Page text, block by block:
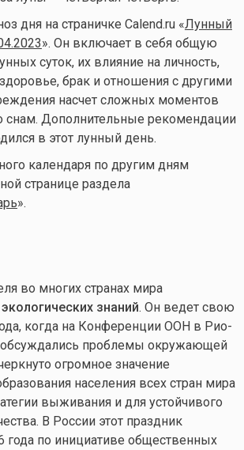
дня на страничке Calend.ru «Лунный
». Он включает в себя общую
суток, их влияние на личность,
брак и отношения с другими
насчет сложных моментов
снам. Дополнительные рекомендации
в этот лунный день.
календаря по другим дням
странице раздела
».
во многих странах мира
знаний. Он ведет свою
когда на Конференции ООН в Рио-
проблемы окружающей
огромное значение
населения всех стран мира
выживания и для устойчивого
В России этот праздник
года по инициативе общественных